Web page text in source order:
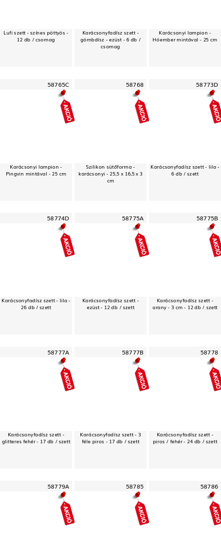
Lufi szett - színes pöttyös -
12 db / csomag
Karácsonyfadísz szett -
gömbdísz - ezüst - 6 db /
csomag
Karácsonyi lampion -
Hóember mintával - 25 cm
58765C
Karácsonyi lampion -
Pingvin mintával - 25 cm
58768
Szilikon sütőforma -
karácsonyi - 25,5 x 16,5 x 3
cm
58773D
Karácsonyfadísz szett - lila -
6 db / szett
58774D
Karácsonyfadísz szett - lila -
26 db / szett
58775A
Karácsonyfadísz szett -
ezüst - 12 db / szett
58775B
Karácsonyfadísz szett -
arany - 3 cm - 12 db / szett
58777A
Karácsonyfadísz szett -
glitteres fehér - 17 db / szett
58777B
Karácsonyfadísz szett - 3
féle piros - 17 db / szett
58778
Karácsonyfadísz szett -
piros / fehér - 24 db / szett
58779A 58785 58786